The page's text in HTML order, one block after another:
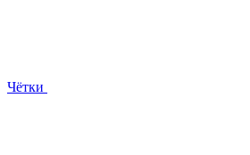
Чётки